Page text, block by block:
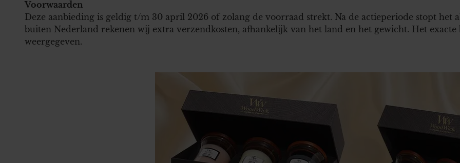
Voorwaarden
Deze aanbieding is geldig t/m 30 april 2026 of zolang de voorraad strekt. Na de actieperiode stopt het
buiten Nederland rekenen wij extra verzendkosten, afhankelijk van het land en het gewicht. Het
weergegeven.